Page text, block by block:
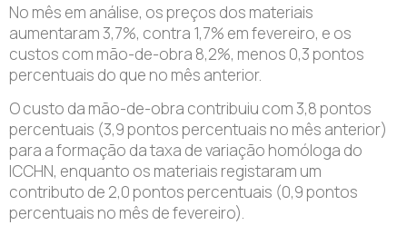
No mês em análise, os preços dos materiais
aumentaram 3,7%, contra 1,7% em fevereiro, e os
custos com mão-de-obra 8,2%, menos 0,3 pontos
percentuais do que no mês anterior.
O custo da mão-de-obra contribuiu com 3,8 pontos
percentuais (3,9 pontos percentuais no mês anterior)
para a formação da taxa de variação homóloga do
ICCHN, enquanto os materiais registaram um
contributo de 2,0 pontos percentuais (0,9 pontos
percentuais no mês de fevereiro).